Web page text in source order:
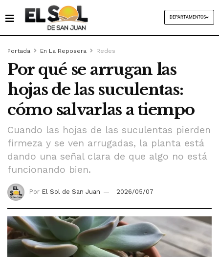
DEPARTAMENTOS
Portada En La Reposera Redes
Por qué se arrugan las
hojas de las suculentas:
cómo salvarlas a tiempo
Cuando las hojas de las suculentas pierden
firmeza y se ven arrugadas, la planta está
dando una señal clara de que algo no está
funcionando bien.
Por El Sol de San Juan 2026/05/07